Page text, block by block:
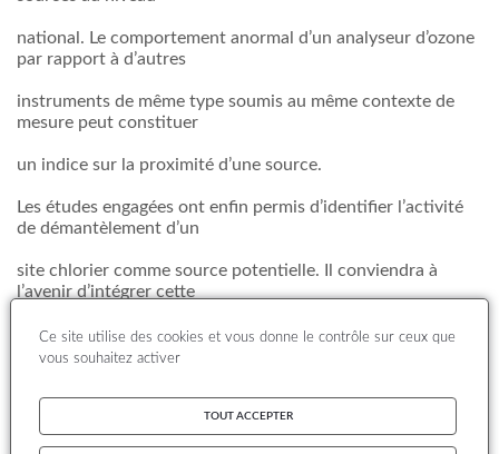
national. Le comportement anormal d’un analyseur d’ozone
par rapport à d’autres
instruments de même type soumis au même contexte de
mesure peut constituer
un indice sur la proximité d’une source.
Les études engagées ont enfin permis d’identifier l’activité
de démantèlement d’un
site chlorier comme source potentielle. Il conviendra à
l’avenir d’intégrer cette
information dans la perspective de la mutation
technologique prochaine des sites
L’ensemble de ces éléments de réflexion, associés aux
4ème Directive-fille et des normes EN 15852 et EN 15853,
Ce site utilise des cookies et vous donne le contrôle sur ceux que
vous souhaitez activer
TOUT ACCEPTER